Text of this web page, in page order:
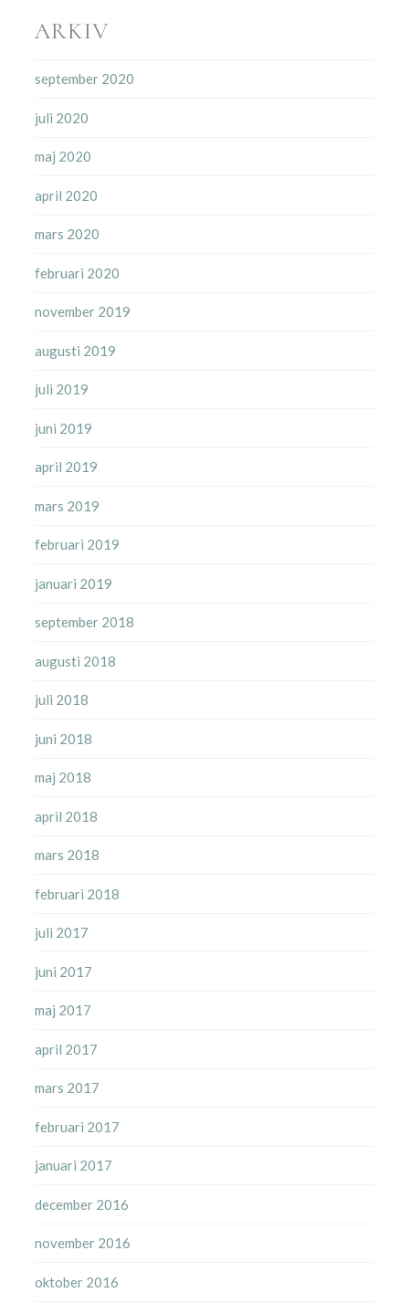
ARKIV
september 2020
juli 2020
maj 2020
april 2020
mars 2020
februari 2020
november 2019
augusti 2019
juli 2019
juni 2019
april 2019
mars 2019
februari 2019
januari 2019
september 2018
augusti 2018
juli 2018
juni 2018
maj 2018
april 2018
mars 2018
februari 2018
juli 2017
juni 2017
maj 2017
april 2017
mars 2017
februari 2017
januari 2017
december 2016
november 2016
oktober 2016